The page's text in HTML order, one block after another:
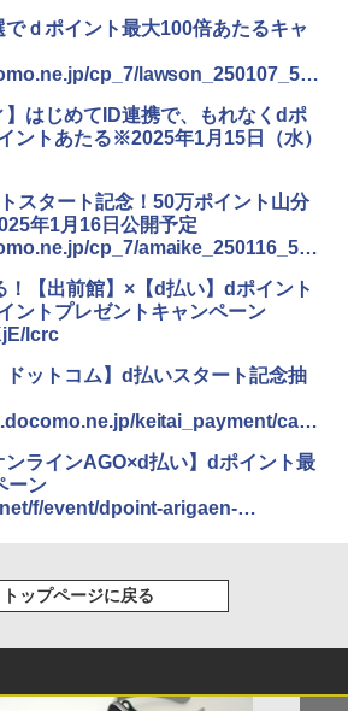
ｄポイント最大100倍あたるキャ
cp_7/lawson_250107_597
はじめてID連携で、もれなくdポ
ントあたる※2025年1月15日（水）
スタート記念！50万ポイント山分
年1月16日公開予定
cp_7/amaike_250116_591
！【出前館】×【d払い】dポイント
ントプレゼントキャンペーン
lcrc
ットコム】d払いスタート記念抽
keitai_payment/cam
ンラインAGO×d払い】dポイント最
ーン
f/event/dpoint-arigaen-
トップページに戻る